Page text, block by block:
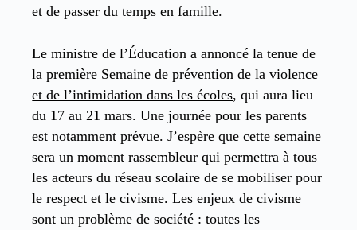
et de passer du temps en famille.
Le ministre de l’Éducation a annoncé la tenue de
la première Semaine de prévention de la violence
et de l’intimidation dans les écoles, qui aura lieu
du 17 au 21 mars. Une journée pour les parents
est notamment prévue. J’espère que cette semaine
sera un moment rassembleur qui permettra à tous
les acteurs du réseau scolaire de se mobiliser pour
le respect et le civisme. Les enjeux de civisme
sont un problème de société : toutes les